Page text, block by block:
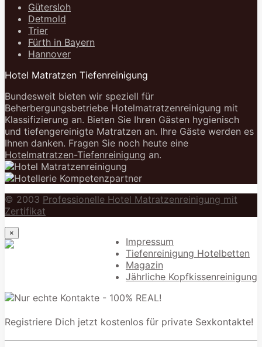
Gütersloh
Detmold
Trier
Fürth in Bayern
Hannover
Hotel Matratzen Tiefenreinigung
Bundesweit bieten wir speziell für
Beherbergungsbetriebe Hotelmatratzenreinigung mit
Klassifizierung an. Bieten Sie Ihren Gästen hygienisch
und tiefengereinigte Matratzen an. Ihre Gäste werden es
Ihnen danken. Fragen Sie noch heute eine
Hotelmatratzen-Tiefenreinigung an.
© 2003 Professionelle Hotel Matratzenreinigung mit
Zertifikat
Impressum
Tiefenreinigung Hotelbetten
Magazin
Jährliche Kopfkissenreinigung
×
Registriere Dich jetzt kostenlos für private Sexkontakte!